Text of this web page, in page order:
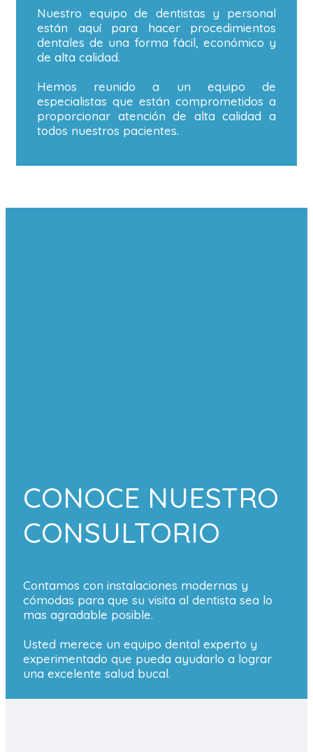
Nuestro equipo de dentistas y personal
están aquí para hacer procedimientos
dentales de una forma fácil, económico y
de alta calidad.
Hemos reunido a un equipo de
especialistas que están comprometidos a
proporcionar atención de alta calidad a
todos nuestros pacientes.
CONOCE NUESTRO
CONSULTORIO
Contamos con instalaciones modernas y
cómodas para que su visita al dentista sea lo
mas agradable posible.
Usted merece un equipo dental experto y
experimentado que pueda ayudarlo a lograr
una excelente salud bucal.